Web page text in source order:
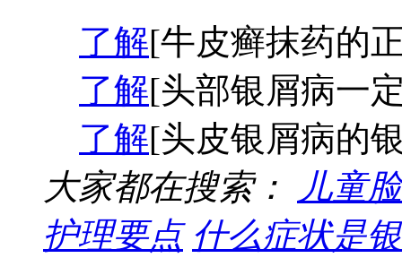
了解[牛皮癣抹药的
了解[头部银屑病一
了解[头皮银屑病的
大家都在搜索：
儿童
护理要点 什么症状是